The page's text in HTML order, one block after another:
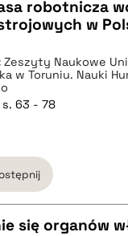
robotnicza
w
Zeszyty Naukowe
w Toruniu. Nauki
s. 63 - 78
się organów